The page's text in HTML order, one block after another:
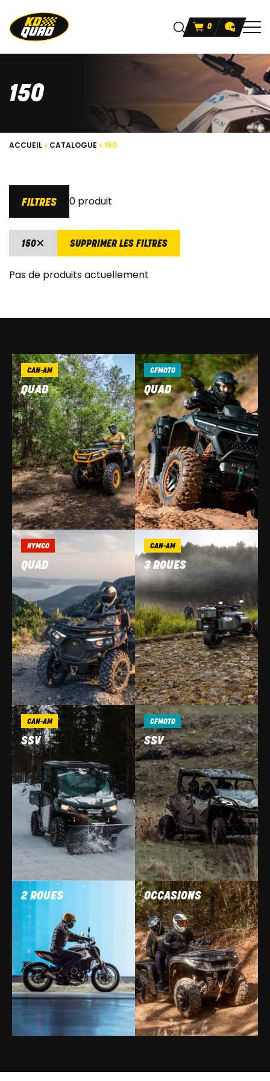
0
150
ACCUEIL CATALOGUE 150
FILTRES 0 produit
150 SUPPRIMER LES FILTRES
Pas de produits actuellement
CAN-AM
QUAD
CFMOTO
QUAD
KYMCO
QUAD
CAN-AM
3 ROUES
CAN-AM
SSV
CFMOTO
SSV
2 ROUES OCCASIONS